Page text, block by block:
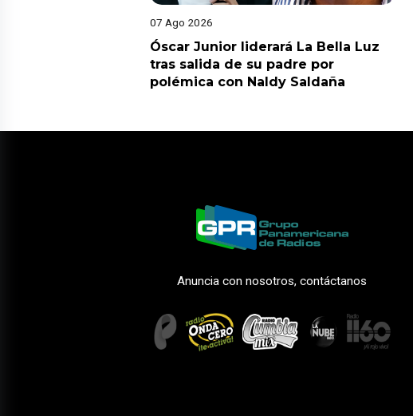
07 Ago 2026
Óscar Junior liderará La Bella Luz
tras salida de su padre por
polémica con Naldy Saldaña
Anuncia con nosotros, contáctanos